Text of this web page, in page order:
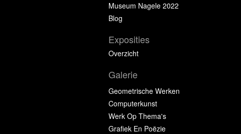
Museum Nagele 2022
Blog
Exposities
Overzicht
Galerie
Geometrische Werken
Computerkunst
Werk Op Thema's
Grafiek En Poëzie